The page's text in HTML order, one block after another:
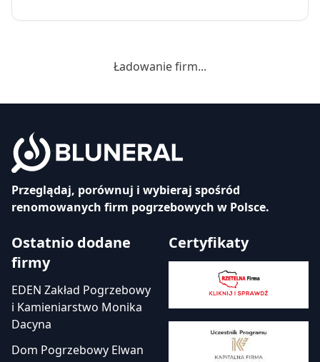
Ładowanie firm...
Przeglądaj, porównuj i wybieraj spośród
renomowanych firm pogrzebowych w Polsce.
Ostatnio dodane
firmy
EDEN Zakład Pogrzebowy
i Kamieniarstwo Monika
Dacyna
Dom Pogrzebowy Elwan
Certyfikaty